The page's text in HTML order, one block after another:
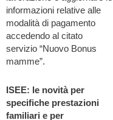
informazioni relative alle
modalità di pagamento
accedendo al citato
servizio “Nuovo Bonus
mamme”.
ISEE: le novità per
specifiche prestazioni
familiari e per